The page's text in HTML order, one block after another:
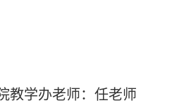
教学办老师：任老师